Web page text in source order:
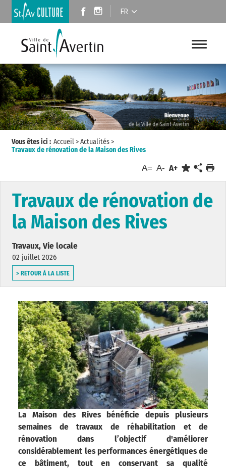
FR
Vous êtes ici : Accueil>Actualités>
Travaux de rénovation de la Maison des Rives
A= A- A+
Travaux de rénovation de
la Maison des Rives
Travaux, Vie locale
02 juillet 2026
> RETOUR À LA LISTE
La Maison des Rives bénéficie depuis plusieurs
semaines de travaux de réhabilitation et de
rénovation dans l’objectif d'améliorer
considérablement les performances énergétiques de
ce bâtiment, tout en conservant sa qualité